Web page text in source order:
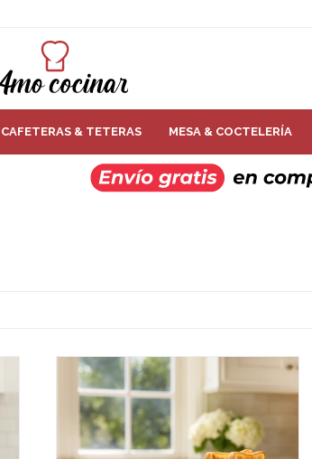
CAFETERAS & TETERAS MESA & COCTELERÍA